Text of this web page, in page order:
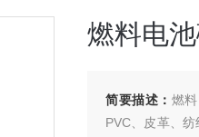
燃料电
简要描述： 燃
PVC、皮革、